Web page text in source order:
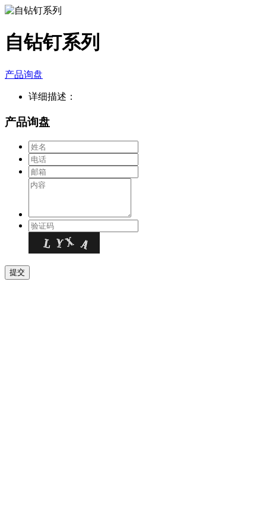
自钻钉系列
产品询盘
详细描述：
产品询盘